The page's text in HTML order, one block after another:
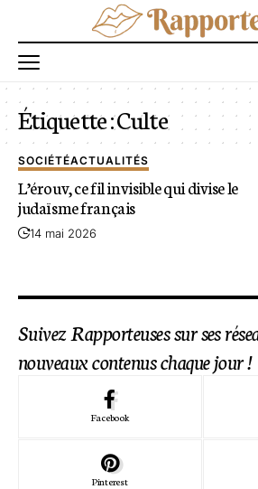
Étiquette :Culte
SOCIÉTÉACTUALITÉS
L’érouv, ce fil invisible qui divise le
judaïsme français
14 mai 2026
Suivez Rapporteuses sur ses
nouveaux contenus chaque jour !
Facebook
Pinterest